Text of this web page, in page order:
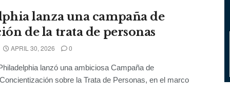
lanza una campaña de
de la trata de personas
APRIL 30, 2026 0
lanzó una ambiciosa Campaña de
sobre la Trata de Personas, en el marco